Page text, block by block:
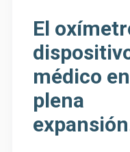
El
médico en
plena